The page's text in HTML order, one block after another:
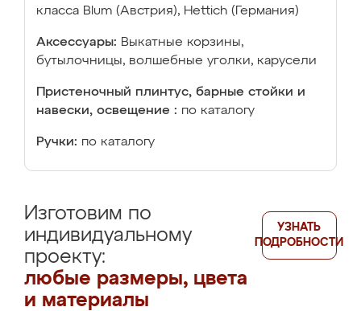
класса Blum (Австрия), Hettich (Германия)
Аксессуары: Выкатные корзины,
бутылочницы, волшебные уголки, карусели
Пристеночный плинтус, барные стойки и
навески, освещение : по каталогу
Ручки: по каталогу
Изготовим по
индивидуальному
проекту:
любые размеры, цвета
и материалы
УЗНАТЬ
ПОДРОБНОСТИ